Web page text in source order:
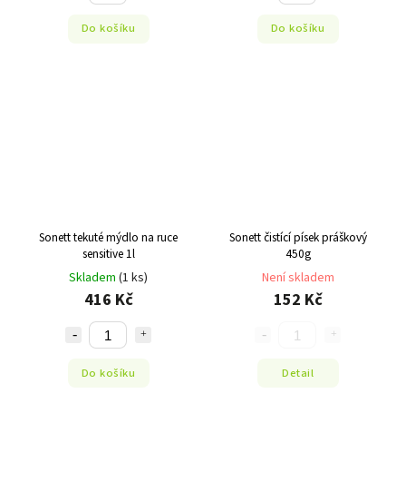
Do košíku Do košíku
Sonett tekuté mýdlo na ruce
sensitive 1l
Skladem (1 ks)
416 Kč
Do košíku
Sonett čistící písek práškový
450g
Není skladem
152 Kč
Detail